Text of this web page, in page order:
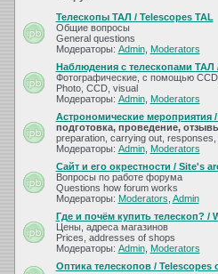
Телескопы ТАЛ / Telescopes TAL
Общие вопросы
General questions
Модераторы: Admin, Moderators
Наблюдения с телескопами
Фотографические, с помощью
Photo, CCD, visual
Модераторы: Admin, Moderators
Астрономические мероприятия
подготовка, проведение,
preparation, carrying out,
Модераторы: Admin, Moderators
Сайт и его окрестности / Site's
Вопросы по работе форума
Questions how forum works
Модераторы: Moderators Admin
Где и почём купить телескоп? /
Цены, адреса магазинов
Prices, addresses of shops
Модераторы: Admin, Moderators
Оптика телескопов / Telescopes